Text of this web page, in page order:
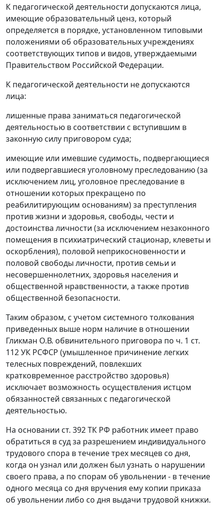
К педагогической деятельности допускаются лица,
имеющие образовательный ценз, который
определяется в порядке, установленном типовыми
положениями об образовательных учреждениях
соответствующих типов и видов, утверждаемыми
Правительством Российской Федерации.
К педагогической деятельности не допускаются
лица:
лишенные права заниматься педагогической
деятельностью в соответствии с вступившим в
законную силу приговором суда;
имеющие или имевшие судимость, подвергающиеся
или подвергавшиеся уголовному преследованию (за
исключением лиц, уголовное преследование в
отношении которых прекращено по
реабилитирующим основаниям) за преступления
против жизни и здоровья, свободы, чести и
достоинства личности (за исключением незаконного
помещения в психиатрический стационар, клеветы и
оскорбления), половой неприкосновенности и
половой свободы личности, против семьи и
несовершеннолетних, здоровья населения и
общественной нравственности, а также против
общественной безопасности.
Таким образом, с учетом системного толкования
приведенных выше норм наличие в отношении
Гликман О.В. обвинительного приговора по ч. 1 ст.
112УК РСФСР (умышленное причинение легких
телесных повреждений, повлекших
кратковременное расстройство здоровья)
исключает возможность осуществления истцом
обязанностей связанных с педагогической
деятельностью.
На основании ст. 392ТК РФ работник имеет право
обратиться в суд за разрешением индивидуального
трудового спора в течение трех месяцев со дня,
когда он узнал или должен был узнать о нарушении
своего права, а по спорам об увольнении - в течение
одного месяца со дня вручения ему копии приказа
об увольнении либо со дня выдачи трудовой книжки.